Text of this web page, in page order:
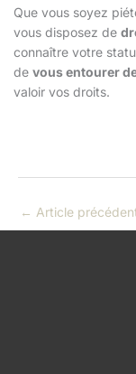
Que vous soyez
vous disposez de
connaître votre
de vous entourer
valoir vos droits.
← Article